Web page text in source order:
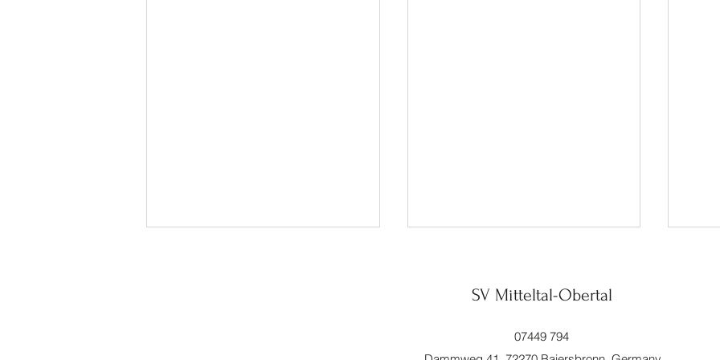
SV Mitteltal-Obertal
07449 794